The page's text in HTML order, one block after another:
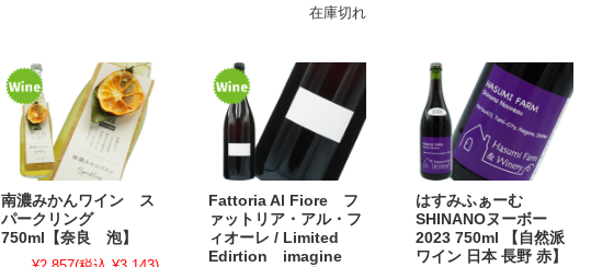
在庫切れ
南濃みかんワイン ス
パークリング
750ml【奈良 泡】
Fattoria Al Fiore フ
ァットリア・アル・フ
ィオーレ / Limited
Edirtion imagine
はすみふぁーむ
SHINANOヌーボー
2023 750ml 【自然派
ワイン 日本 長野 赤】